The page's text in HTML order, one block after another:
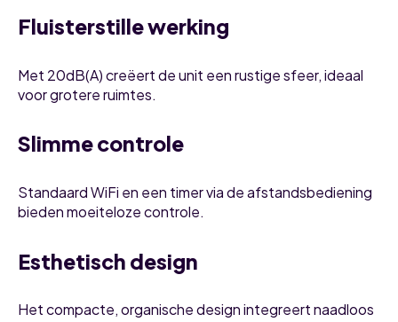
Fluisterstille werking
Met 20dB(A) creëert de unit een rustige sfeer, ideaal
voor grotere ruimtes.
Slimme controle
Standaard WiFi en een timer via de afstandsbediening
bieden moeiteloze controle.
Esthetisch design
Het compacte, organische design integreert naadloos